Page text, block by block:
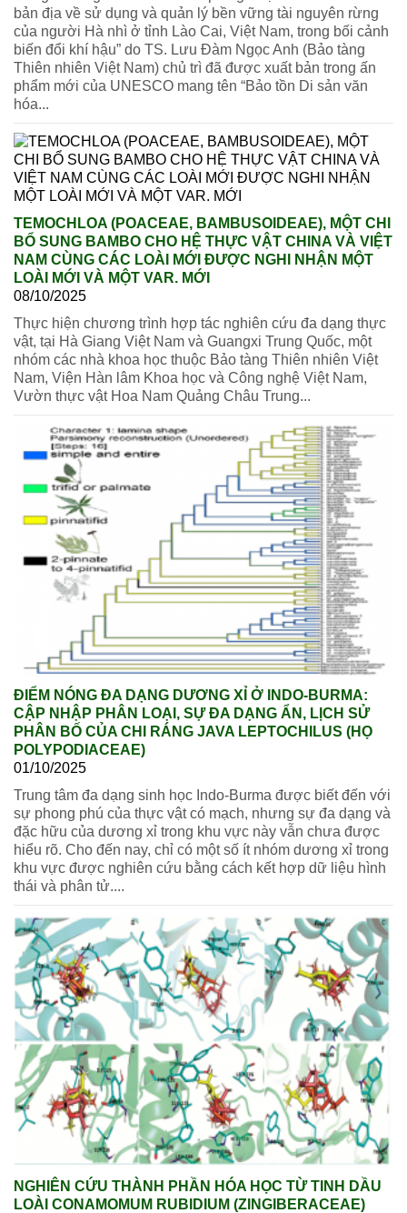
bản địa về sử dụng và quản lý bền vững tài nguyên rừng
của người Hà nhì ở tỉnh Lào Cai, Việt Nam, trong bối cảnh
biến đổi khí hậu” do TS. Lưu Đàm Ngọc Anh (Bảo tàng
Thiên nhiên Việt Nam) chủ trì đã được xuất bản trong ấn
phẩm mới của UNESCO mang tên “Bảo tồn Di sản văn
hóa...
TEMOCHLOA (POACEAE, BAMBUSOIDEAE), MỘT CHI
BỔ SUNG BAMBO CHO HỆ THỰC VẬT CHINA VÀ VIỆT
NAM CÙNG CÁC LOÀI MỚI ĐƯỢC NGHI NHẬN MỘT
LOÀI MỚI VÀ MỘT VAR. MỚI
08/10/2025
Thực hiện chương trình hợp tác nghiên cứu đa dạng thực
vật, tại Hà Giang Việt Nam và Guangxi Trung Quốc, một
nhóm các nhà khoa học thuộc Bảo tàng Thiên nhiên Việt
Nam, Viện Hàn lâm Khoa học và Công nghệ Việt Nam,
Vườn thực vật Hoa Nam Quảng Châu Trung...
ĐIỂM NÓNG ĐA DẠNG DƯƠNG XỈ Ở INDO-BURMA:
CẬP NHẬP PHÂN LOẠI, SỰ ĐA DẠNG ẨN, LỊCH SỬ
PHÂN BỐ CỦA CHI RÁNG JAVA LEPTOCHILUS (HỌ
POLYPODIACEAE)
01/10/2025
Trung tâm đa dạng sinh học Indo-Burma được biết đến với
sự phong phú của thực vật có mạch, nhưng sự đa dạng và
đặc hữu của dương xỉ trong khu vực này vẫn chưa được
hiểu rõ. Cho đến nay, chỉ có một số ít nhóm dương xỉ trong
khu vực được nghiên cứu bằng cách kết hợp dữ liệu hình
thái và phân tử....
NGHIÊN CỨU THÀNH PHẦN HÓA HỌC TỪ TINH DẦU
LOÀI CONAMOMUM RUBIDIUM (ZINGIBERACEAE)